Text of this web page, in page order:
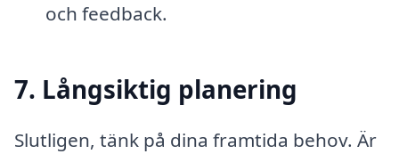
och feedback.
7. Långsiktig planering
Slutligen, tänk på dina framtida behov. Är